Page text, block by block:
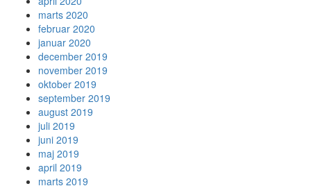
marts 2020
februar 2020
januar 2020
december 2019
november 2019
oktober 2019
september 2019
august 2019
juli 2019
juni 2019
maj 2019
april 2019
marts 2019